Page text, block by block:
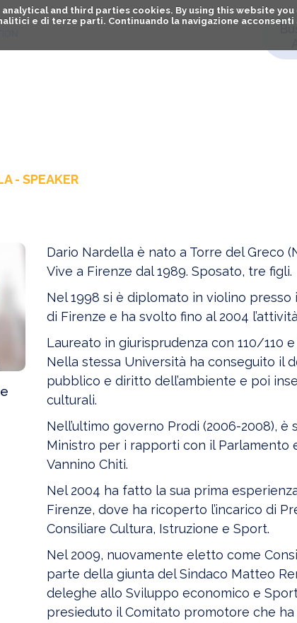
and third parties cookies. By using this website
e di terze parti. Continuando la navigazione
- SPEAKER
Dario Nardella è nato a Torre del Greco
Vive a Firenze dal 1989. Sposato, tre figli.
Nel 1998 si è diplomato in violino presso
di Firenze e ha svolto fino al 2004
Laureato in giurisprudenza con 110/110
Nella stessa Università ha conseguito il
pubblico e diritto dell’ambiente e poi
culturali.
Nell’ultimo governo Prodi (2006-2008),
Ministro per i rapporti con il Parlamento
Vannino Chiti.
Nel 2004 ha fatto la sua prima
Firenze, dove ha ricoperto l’incarico di
Consiliare Cultura, Istruzione e Sport.
Nel 2009, nuovamente eletto come
parte della giunta del Sindaco Matteo
deleghe allo Sviluppo economico e
presieduto il Comitato promotore che